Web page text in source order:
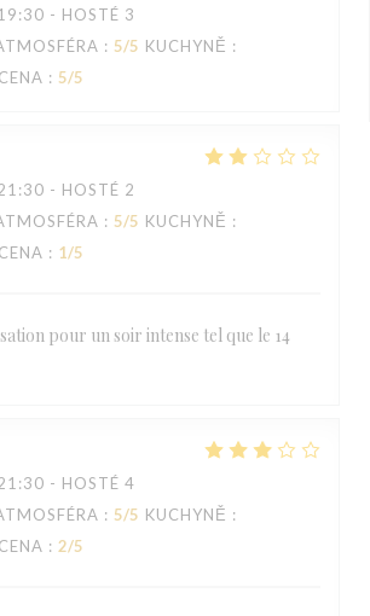
- HOSTÉ 3
: 5/5 KUCHYNĚ :
: 5/5
- HOSTÉ 2
: 5/5 KUCHYNĚ :
: 1/5
pour un soir intense tel que le 14
- HOSTÉ 4
: 5/5 KUCHYNĚ :
: 2/5